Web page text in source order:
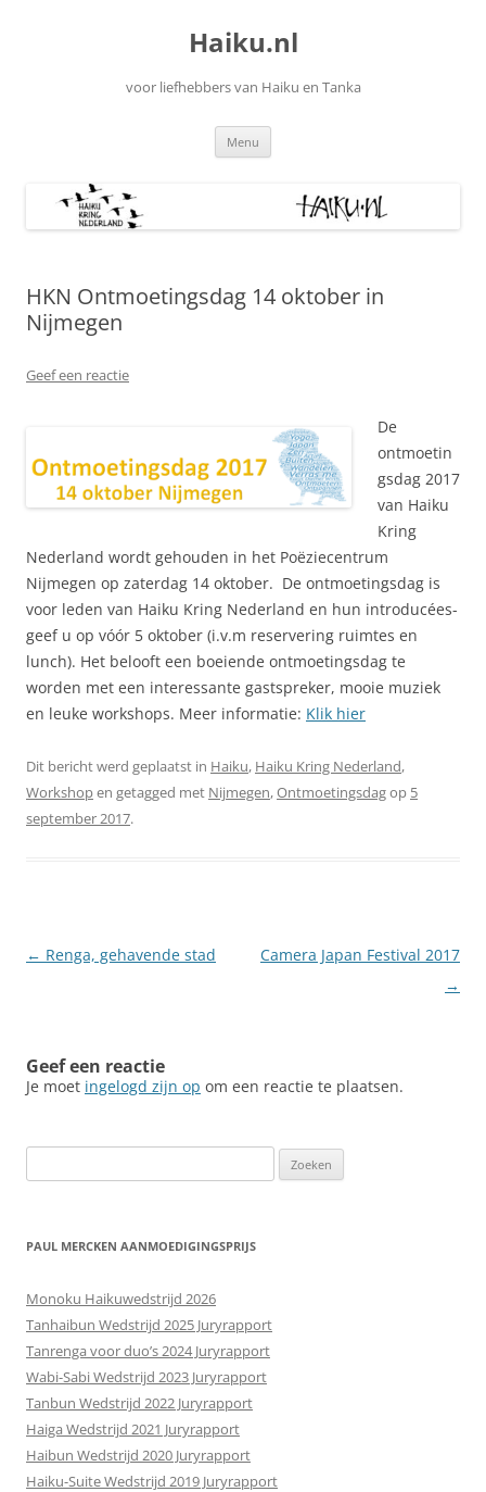
Haiku.nl
voor liefhebbers van Haiku en Tanka
Menu
HKN Ontmoetingsdag 14 oktober in
Nijmegen
Geef een reactie
De
ontmoetin
gsdag 2017
van Haiku
Kring
Nederland wordt gehouden in het Poëziecentrum
Nijmegen op zaterdag 14 oktober. De ontmoetingsdag is
voor leden van Haiku Kring Nederland en hun introducées-
geef u op vóór 5 oktober (i.v.m reservering ruimtes en
lunch). Het belooft een boeiende ontmoetingsdag te
worden met een interessante gastspreker, mooie muziek
en leuke workshops. Meer informatie: Klik hier
Dit bericht werd geplaatst in Haiku, Haiku Kring Nederland,
Workshopen getagged met Nijmegen,Ontmoetingsdagop 5
september 2017.
Berichtnavigatie
← Renga, gehavende stad
Camera Japan Festival 2017
→
Geef een reactie
Je moet ingelogd zijn op om een reactie te plaatsen.
naar:
PAUL MERCKEN AANMOEDIGINGSPRIJS
Monoku Haikuwedstrijd 2026
Tanhaibun Wedstrijd 2025 Juryrapport
Tanrenga voor duo’s 2024 Juryrapport
Wabi-Sabi Wedstrijd 2023 Juryrapport
Tanbun Wedstrijd 2022 Juryrapport
Haiga Wedstrijd 2021 Juryrapport
Haibun Wedstrijd 2020 Juryrapport
Haiku-Suite Wedstrijd 2019 Juryrapport